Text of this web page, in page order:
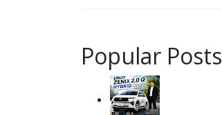
Popular Posts